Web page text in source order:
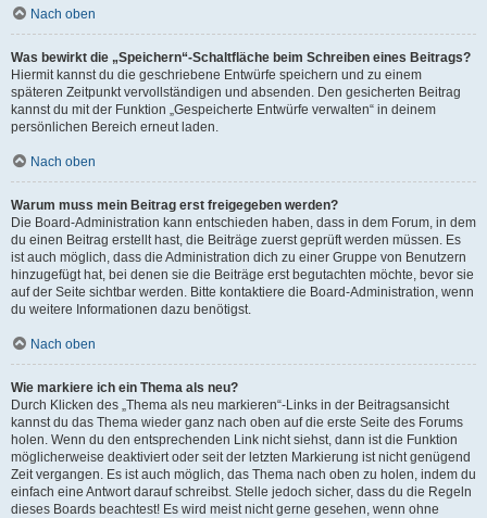
Nach oben
Was bewirkt die „Speichern“-Schaltfläche beim Schreiben eines Beitrags?
Hiermit kannst du die geschriebene Entwürfe speichern und zu einem
späteren Zeitpunkt vervollständigen und absenden. Den gesicherten Beitrag
kannst du mit der Funktion „Gespeicherte Entwürfe verwalten“ in deinem
persönlichen Bereich erneut laden.
Nach oben
Warum muss mein Beitrag erst freigegeben werden?
Die Board-Administration kann entschieden haben, dass in dem Forum, in dem
du einen Beitrag erstellt hast, die Beiträge zuerst geprüft werden müssen. Es
ist auch möglich, dass die Administration dich zu einer Gruppe von Benutzern
hinzugefügt hat, bei denen sie die Beiträge erst begutachten möchte, bevor sie
auf der Seite sichtbar werden. Bitte kontaktiere die Board-Administration, wenn
du weitere Informationen dazu benötigst.
Nach oben
Wie markiere ich ein Thema als neu?
Durch Klicken des „Thema als neu markieren“-Links in der Beitragsansicht
kannst du das Thema wieder ganz nach oben auf die erste Seite des Forums
holen. Wenn du den entsprechenden Link nicht siehst, dann ist die Funktion
möglicherweise deaktiviert oder seit der letzten Markierung ist nicht genügend
Zeit vergangen. Es ist auch möglich, das Thema nach oben zu holen, indem du
einfach eine Antwort darauf schreibst. Stelle jedoch sicher, dass du die Regeln
dieses Boards beachtest! Es wird meist nicht gerne gesehen, wenn ohne